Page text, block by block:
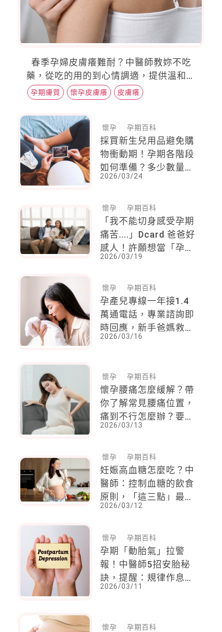
春季孕婦皮膚癢難耐？中醫師教妳不吃
藥，從吃的用的到心情調適，提供溫和調
養4大對策
孕期膚質 懷孕皮膚癢 皮膚癢
懷孕 孕期百科
採買新生兒用品避免購
物衝動期！孕期各階段
如何準備？多少數量？
護理長幫你整理清單
2026/03/24
懷孕 孕期百科
「我不能切身感受孕期
痛苦....」Dcard 爸爸好
感人！許願想當「孕期
超人」！引來神隊友爸
2026/03/19
懷孕 孕期百科
孕產兒專線一年接1.4
萬通電話，專業諮詢即
時回應，新手爸媽救
星！
2026/03/16
懷孕 孕期百科
懷孕腰痛怎麼緩解？帶
你了解常見腰痛位置，
痛到不行怎麼辦？要看
醫生嗎？
2026/03/13
懷孕 孕期百科
妊娠高血糖怎麼吃？中
醫師：控制血糖的飲食
原則，「這三點」最重
要，穩定血糖又顧寶寶
2026/03/12
懷孕 孕期百科
孕期「動胎氣」拉警
報！中醫師5招安胎秘
訣，提醒：規律作息
+溫和飲食，讓媽媽安
2026/03/11
懷孕 孕期百科